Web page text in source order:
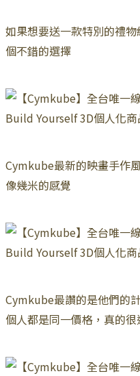
如果想要送一款特別的禮
個不錯的選擇
Cymkube最新的映畫手作
像幾米的感覺
Cymkube最讚的是他們的
個人都是同一價格，真的